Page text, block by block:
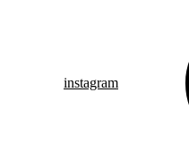
instagram